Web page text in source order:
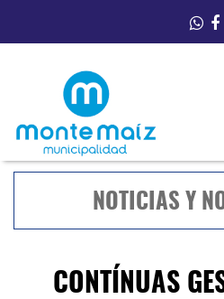
NOTICIAS Y
CONTÍNUAS